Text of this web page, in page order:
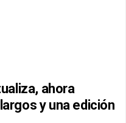
ahora
y una edición